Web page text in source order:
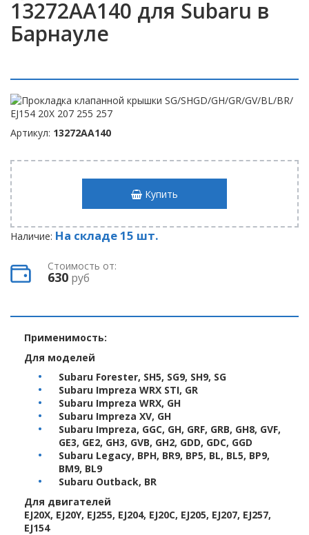
13272AA140 для Subaru в
Барнауле
Артикул: 13272AA140
Купить
Наличие: На складе 15 шт.
Стоимость от:
630 руб
Применимость:
Для моделей
Subaru Forester, SH5, SG9, SH9, SG
Subaru Impreza WRX STI, GR
Subaru Impreza WRX, GH
Subaru Impreza XV, GH
Subaru Impreza, GGC, GH, GRF, GRB, GH8, GVF,
GE3, GE2, GH3, GVB, GH2, GDD, GDC, GGD
Subaru Legacy, BPH, BR9, BP5, BL, BL5, BP9,
BM9, BL9
Subaru Outback, BR
Для двигателей
EJ20X, EJ20Y, EJ255, EJ204, EJ20C, EJ205, EJ207, EJ257,
EJ154